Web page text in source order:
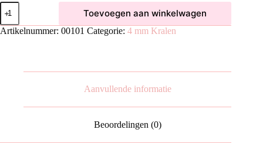
Jaspis
Landschap
Armband
(4
Toevoegen aan winkelwagen
Artikelnummer: 00101 Categorie: 4 mm Kralen
Aanvullende informatie
Beoordelingen (0)